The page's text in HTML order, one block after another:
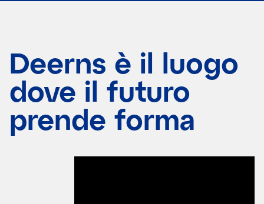
Deerns è il luogo
dove il futuro
prende forma